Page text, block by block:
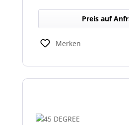
befestigt werden, um in
gezielte Warnsignale
erhöhen die Sicht- und
Warnhinweisen für Fahrer
verbessern so die
Preis auf
Merken